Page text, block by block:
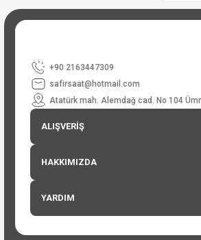
+90 2163447309
safirsaat@hotmail.com
Atatürk mah. Alemdağ cad. No 104
ALIŞVERİŞ
HAKKIMIZDA
YARDIM